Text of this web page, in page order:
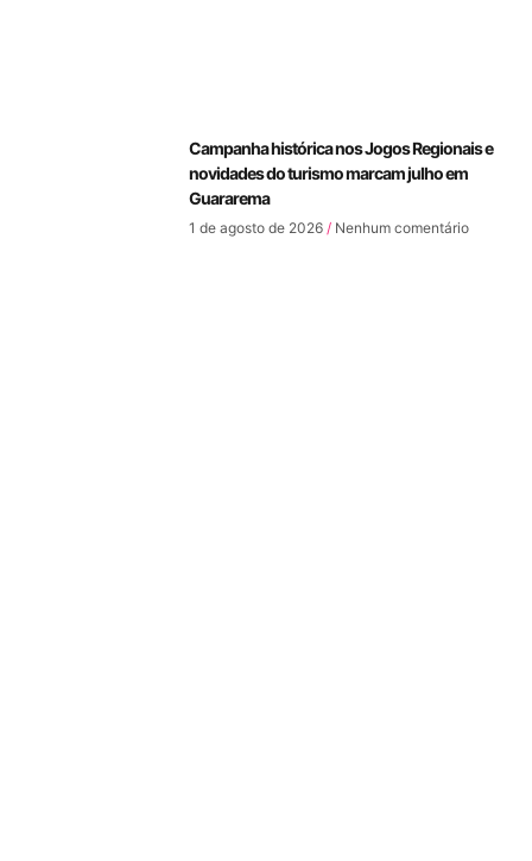
Campanha histórica nos Jogos Regionais e
novidades do turismo marcam julho em
Guararema
1 de agosto de 2026 Nenhum comentário